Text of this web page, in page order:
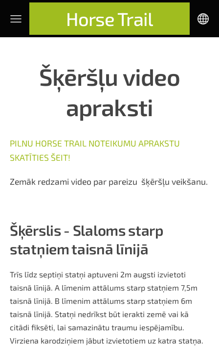
Horse Trail
Šķēršļu video
apraksti
PILNU HORSE TRAIL NOTEIKUMU APRAKSTU
SKATĪTIES ŠEIT!
Zemāk redzami video par pareizu šķēršļu veikšanu.
Šķērslis - Slaloms starp
statņiem taisnā līnijā
Trīs līdz septiņi statņi aptuveni 2m augsti izvietoti
taisnā līnijā. A līmenim attālums starp statņiem 7,5m
taisnā līnijā. B līmenim attālums starp statņiem 6m
taisnā līnijā. Statņi nedrīkst būt ierakti zemē vai kā
citādi fiksēti, lai samazinātu traumu iespējamību.
Virziena karodziņiem jābut izvietotiem uz katra statņa.